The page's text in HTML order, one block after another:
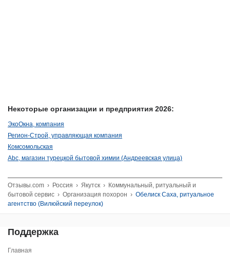
Некоторые организации и предприятия 2026:
ЭкоОкна, компания
Регион-Строй, управляющая компания
Комсомольская
Аbc, магазин турецкой бытовой химии (Андреевская улица)
Отзывы.com › Россия › Якутск › Коммунальный, ритуальный и
бытовой сервис › Организация похорон › Обелиск Саха, ритуальное
агентство (Вилюйский переулок)
Поддержка
Главная